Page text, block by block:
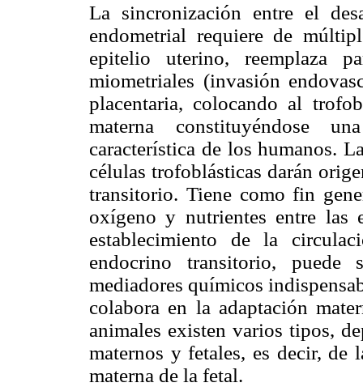
La sincronización entre el
endometrial requiere de
epitelio uterino, reemplaza
miometriales (invasión
placentaria, colocando al
materna constituyéndose
característica de los humanos.
células trofoblásticas darán
transitorio. Tiene como fin
oxígeno y nutrientes entre las
establecimiento de la
endocrino transitorio, puede
mediadores químicos
colabora en la adaptación
animales existen varios tipos,
maternos y fetales, es decir, de
materna de la fetal.